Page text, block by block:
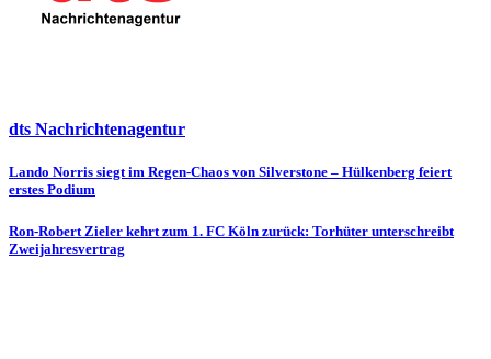
dts Nachrichtenagentur
Beitragsnavigation
Lando Norris siegt im Regen-Chaos von Silverstone – Hülkenberg feiert
erstes Podium
Ron-Robert Zieler kehrt zum 1. FC Köln zurück: Torhüter unterschreibt
Zweijahresvertrag